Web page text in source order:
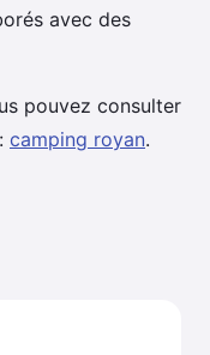
avec des
pouvez consulter
camping royan.